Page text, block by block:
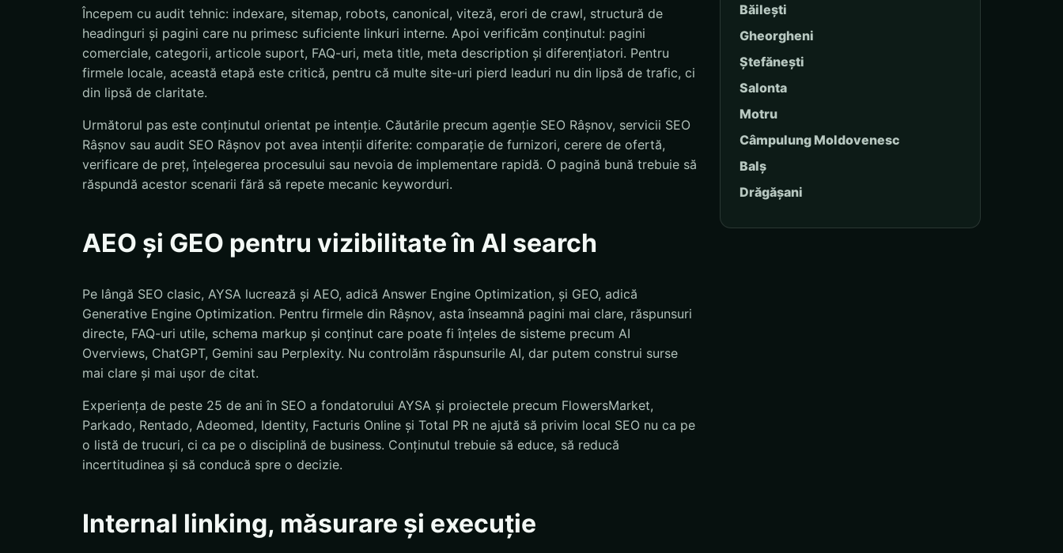
Începem cu audit tehnic: indexare, sitemap, robots, canonical, viteză, erori de crawl, structură de
headinguri și pagini care nu primesc suficiente linkuri interne. Apoi verificăm conținutul: pagini
comerciale, categorii, articole suport, FAQ-uri, meta title, meta description și diferențiatori. Pentru
firmele locale, această etapă este critică, pentru că multe site-uri pierd leaduri nu din lipsă de trafic, ci
din lipsă de claritate.
Următorul pas este conținutul orientat pe intenție. Căutările precum agenție SEO Râșnov, servicii SEO
Râșnov sau audit SEO Râșnov pot avea intenții diferite: comparație de furnizori, cerere de ofertă,
verificare de preț, înțelegerea procesului sau nevoia de implementare rapidă. O pagină bună trebuie să
răspundă acestor scenarii fără să repete mecanic keyworduri.
AEO și GEO pentru vizibilitate în AI search
Pe lângă SEO clasic, AYSA lucrează și AEO, adică Answer Engine Optimization, și GEO, adică
Generative Engine Optimization. Pentru firmele din Râșnov, asta înseamnă pagini mai clare, răspunsuri
directe, FAQ-uri utile, schema markup și conținut care poate fi înțeles de sisteme precum AI
Overviews, ChatGPT, Gemini sau Perplexity. Nu controlăm răspunsurile AI, dar putem construi surse
mai clare și mai ușor de citat.
Experiența de peste 25 de ani în SEO a fondatorului AYSA și proiectele precum FlowersMarket,
Parkado, Rentado, Adeomed, Identity, Facturis Online și Total PR ne ajută să privim local SEO nu ca pe
o listă de trucuri, ci ca pe o disciplină de business. Conținutul trebuie să educe, să reducă
incertitudinea și să conducă spre o decizie.
Internal linking, măsurare și execuție
Băilești
Gheorgheni
Ștefănești
Salonta
Motru
Câmpulung Moldovenesc
Balș
Drăgășani